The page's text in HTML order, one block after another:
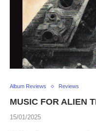
Album Reviews Reviews
MUSIC FOR ALIEN
15/01/2025